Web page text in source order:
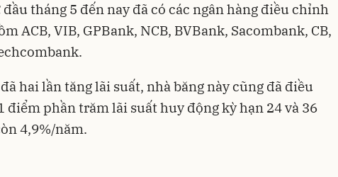
đầu tháng 5 đến nayđã có các ngân hàng điều chỉnh
ACB, VIB, GPBank, NCB, BVBank, Sacombank, CB,
hai lần tăng lãi suất, nhà băng này cũng đã điều
điểm phần trăm lãi suất huy động kỳ hạn 24 và 36
4,9%/năm.